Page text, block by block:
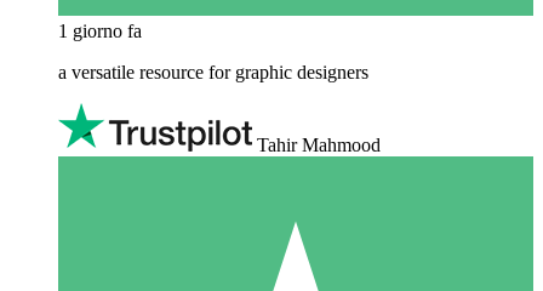
1 giorno fa
a versatile resource for graphic designers
Tahir Mahmood